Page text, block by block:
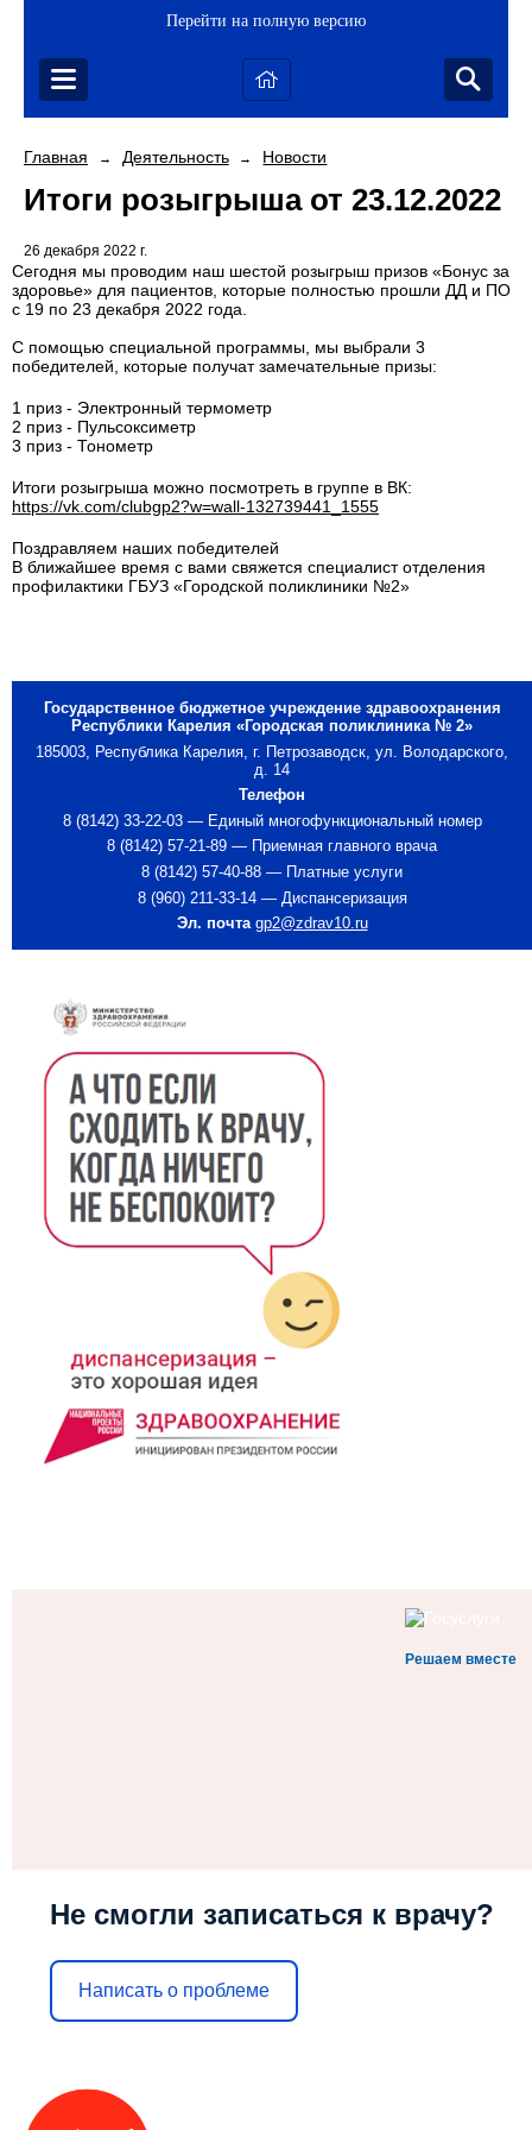
Перейти на полную версию
Главная → Деятельность → Новости
Итоги розыгрыша от 23.12.2022
26 декабря 2022 г.
Сегодня мы проводим наш шестой розыгрыш призов «Бонус за
здоровье» для пациентов, которые полностью прошли ДД и ПО
с 19 по 23 декабря 2022 года.
С помощью специальной программы, мы выбрали 3
победителей, которые получат замечательные призы:
1 приз - Электронный термометр
2 приз - Пульсоксиметр
3 приз - Тонометр
Итоги розыгрыша можно посмотреть в группе в ВК:
https://vk.com/clubgp2?w=wall-132739441_1555
Поздравляем наших победителей
В ближайшее время с вами свяжется специалист отделения
профилактики ГБУЗ «Городской поликлиники №2»
Государственное бюджетное учреждение здравоохранения
Республики Карелия «Городская поликлиника № 2»
185003, Республика Карелия, г. Петрозаводск, ул. Володарского,
д. 14
Телефон
8 (8142) 33-22-03 — Единый многофункциональный номер
8 (8142) 57-21-89 — Приемная главного врача
8 (8142) 57-40-88 — Платные услуги
8 (960) 211-33-14 — Диспансеризация
Эл. почта gp2@zdrav10.ru
Решаем вместе
Не смогли записаться к врачу?
Написать о проблеме